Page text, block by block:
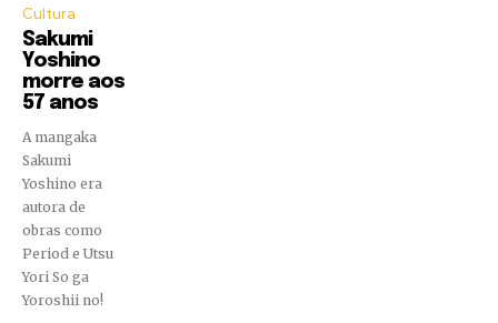
Cultura
Sakumi
Yoshino
morre aos
57 anos
A mangaka
Sakumi
Yoshino era
autora de
obras como
Period e Utsu
Yori So ga
Yoroshii no!